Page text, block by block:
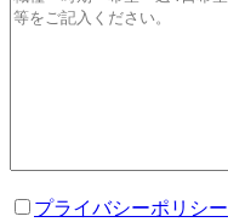
プライバシーポリシー